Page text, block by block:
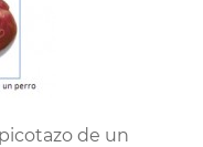
de un